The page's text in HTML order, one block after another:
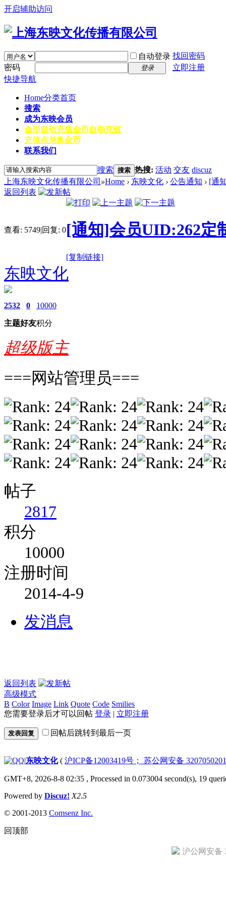
开启辅助访问
自动登录 找回密码
密码
登录
立即注册
快捷导航
Home分类首页
搜索
成为东映会员
金币自动充值金币自动充值
充值点兑换金币
联系我们
搜索 搜索 热搜: 活动 交友 discuz
上海东映文化传播有限公司 »Home › 东映文化 › 公告通知 › [通
返回列表
查看: 5749|回复: 0[通知]会员UID:262定
[复制链接]
东映文化
2532
主题
0
好友
10000
积分
超级版主
===网站管理员===
帖子
2817
积分
10000
注册时间
2014-4-9
发消息
返回列表
高级模式
B Color Image Link Quote Code Smilies
您需要登录后才可以回帖 登录 | 立即注册
发表回复 回帖后跳转到最后一页
|东映文化( 沪ICP备12003419号； 苏公网安备
GMT+8, 2026-8-8 02:35 , Processed in 0.073004 second(s), 19
Powered by Discuz! X2.5
© 2001-2013 Comsenz Inc.
回顶部
沪公网安备